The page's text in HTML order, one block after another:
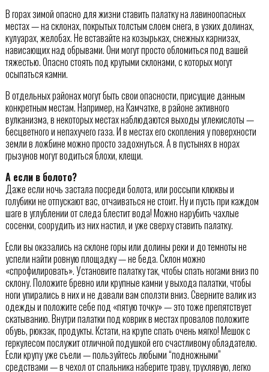
В горах зимой опасно для жизни ставить палатку на лавиноопасных
местах — на склонах, покрытых толстым слоем снега, в узких долинах,
кулуарах, желобах. Не вставайте на козырьках, снежных карнизах,
нависающих над обрывами. Они могут просто обломиться под вашей
тяжестью. Опасно стоять под крутыми склонами, с которых могут
осыпаться камни.
В отдельных районах могут быть свои опасности, присущие данным
конкретным местам. Например, на Камчатке, в районе активного
вулканизма, в некоторых местах наблюдаются выходы углекислоты —
бесцветного и непахучего газа. И в местах его скопления у поверхности
земли в ложбине можно просто задохнуться. А в пустынях в норах
грызунов могут водиться блохи, клещи.
А если в болото?
Даже если ночь застала посреди болота, или россыпи клюквы и
голубики не отпускают вас, отчаиваться не стоит. Ну и пусть при каждом
шаге в углублении от следа блестит вода! Можно нарубить чахлые
сосенки, соорудить из них настил, и уже сверху ставить палатку.
Если вы оказались на склоне горы или долины реки и до темноты не
успели найти ровную площадку — не беда. Склон можно
«спрофилировать». Установите палатку так, чтобы спать ногами вниз по
склону. Положите бревно или крупные камни у выхода палатки, чтобы
ноги упирались в них и не давали вам сползти вниз. Сверните валик из
одежды и положите себе под «пятую точку» — это тоже препятствует
скатыванию. Внутри палатки под коврик в местах провалов положите
обувь, рюкзак, продукты. Кстати, на крупе спать очень мягко! Мешок с
геркулесом послужит отличной подушкой его счастливому обладателю.
Если крупу уже съели — пользуйтесь любыми “подножными”
средствами — в чехол от спальника наберите траву, трухлявую, легко